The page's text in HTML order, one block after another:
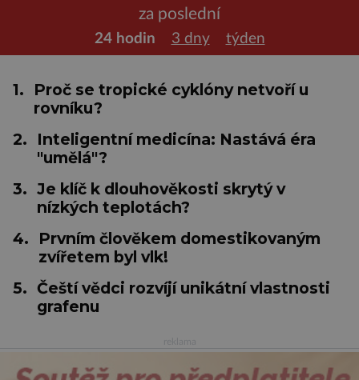
za poslední
24 hodin 3 dny týden
1.
Proč se tropické cyklóny netvoří u
rovníku?
2.
Inteligentní medicína: Nastává éra
"umělá"?
3. Je klíč k dlouhověkosti skrytý v
nízkých teplotách?
4.
Prvním člověkem domestikovaným
zvířetem byl vlk!
5. Čeští vědci rozvíjí unikátní vlastnosti
grafenu